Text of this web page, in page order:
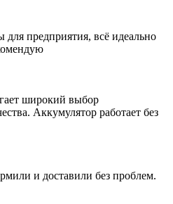
для предприятия, всё идеально
широкий выбор
Аккумулятор работает без
и доставили без проблем.